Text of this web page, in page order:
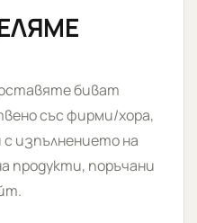
биват
със фирми/хора,
с изпълнението на
продукти, поръчани